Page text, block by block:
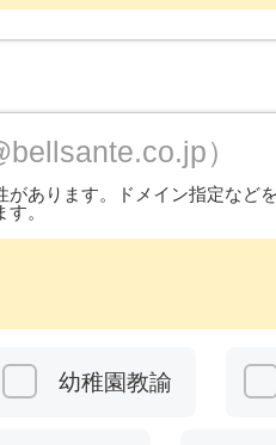
）
あります。ドメイン指定など
。
幼稚園教諭